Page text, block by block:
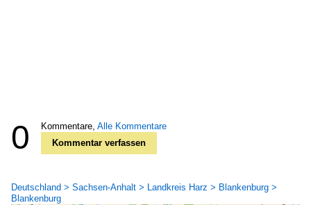
0 Kommentare, Alle Kommentare
Kommentar verfassen
Deutschland > Sachsen-Anhalt > Landkreis Harz > Blankenburg >
Blankenburg